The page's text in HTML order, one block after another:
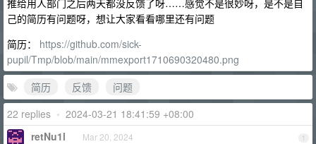
推给用人部门之后两天都没反馈了呀……感觉不是很妙呀，是不是自
己的简历有问题呀，想让大家看看哪里还有问题
简历： https://github.com/sick-
pupil/Tmp/blob/main/mmexport1710690320480.png
简历
反馈
问题
22 replies • 2024-03-21 18:41:59 +08:00
1
retNu1l Mar 20, 2024